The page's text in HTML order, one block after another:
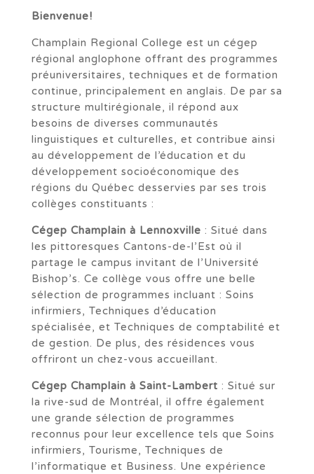
Bienvenue!
Champlain Regional College est un cégep
régional anglophone offrant des programmes
préuniversitaires, techniques et de formation
continue, principalement en anglais. De par sa
structure multirégionale, il répond aux
besoins de diverses communautés
linguistiques et culturelles, et contribue ainsi
au développement de l’éducation et du
développement socioéconomique des
régions du Québec desservies par ses trois
collèges constituants :
Cégep Champlain à Lennoxville : Situé dans
les pittoresques Cantons-de-l’Est où il
partage le campus invitant de l’Université
Bishop’s. Ce collège vous offre une belle
sélection de programmes incluant : Soins
infirmiers, Techniques d’éducation
spécialisée, et Techniques de comptabilité et
de gestion. De plus, des résidences vous
offriront un chez-vous accueillant.
Cégep Champlain à Saint-Lambert : Situé sur
la rive-sud de Montréal, il offre également
une grande sélection de programmes
reconnus pour leur excellence tels que Soins
infirmiers, Tourisme, Techniques de
l’informatique et Business. Une expérience